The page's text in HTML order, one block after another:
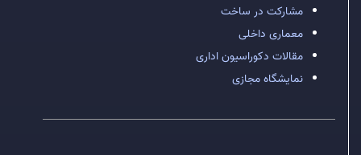
مشارکت در ساخت
معماری داخلی
مقالات دکوراسیون اداری
نمایشگاه مجازی